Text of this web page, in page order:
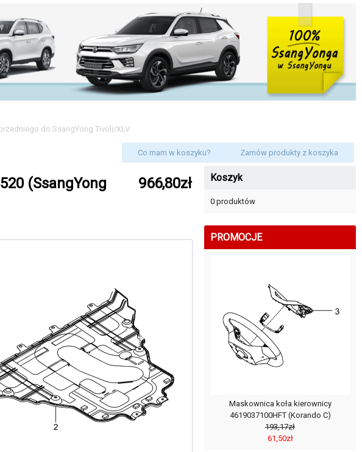
do SsangYong Tivoli/XLV
Co mam w koszyku? Zamów produkty z koszyka
966,80zł
(SsangYong
Koszyk
0 produktów
PROMOCJE
Maskownica koła kierownicy
4619037100HFT (Korando C)
193,17zł
61,50zł